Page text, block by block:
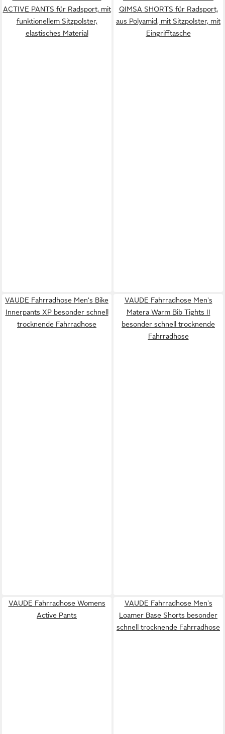
ACTIVE PANTS für Radsport, mit
funktionellem Sitzpolster,
elastisches Material
QIMSA SHORTS für Radsport,
aus Polyamid, mit Sitzpolster, mit
Eingrifftasche
VAUDE Fahrradhose Men's Bike
Innerpants XP besonder schnell
trocknende Fahrradhose
VAUDE Fahrradhose Men's
Matera Warm Bib Tights II
besonder schnell trocknende
Fahrradhose
VAUDE Fahrradhose Womens
Active Pants
VAUDE Fahrradhose Men's
Loamer Base Shorts besonder
schnell trocknende Fahrradhose